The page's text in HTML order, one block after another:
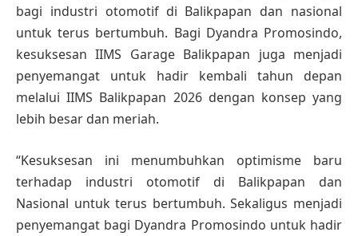
bagi industri otomotif di Balikpapan dan nasional
untuk terus bertumbuh. Bagi Dyandra Promosindo,
kesuksesan IIMS Garage Balikpapan juga menjadi
penyemangat untuk hadir kembali tahun depan
melalui IIMS Balikpapan 2026 dengan konsep yang
lebih besar dan meriah.
“Kesuksesan ini menumbuhkan optimisme baru
terhadap industri otomotif di Balikpapan dan
Nasional untuk terus bertumbuh. Sekaligus menjadi
penyemangat bagi Dyandra Promosindo untuk hadir